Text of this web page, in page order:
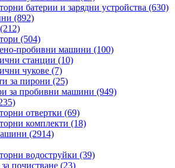
батерии и зарядни устройства (630)
(892)
(212)
(504)
пробивни машини (100)
станции (10)
чукове (7)
за пирони (25)
за пробивни машини (949)
отвертки (69)
комплекти (18)
(2914)
водоструйки (39)
почистване (23)